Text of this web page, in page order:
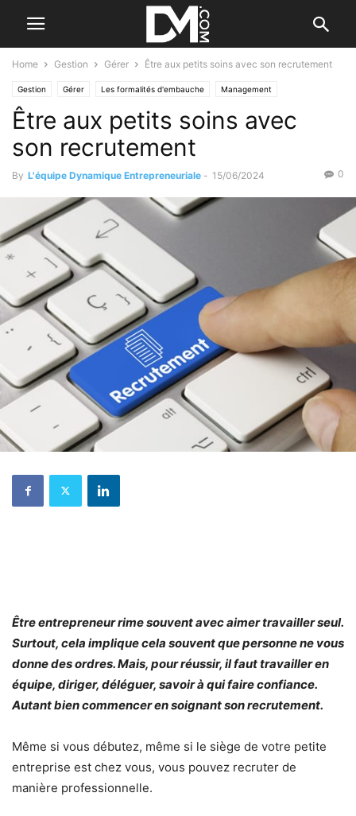
Home Gestion Gérer Être aux petits soins avec son recrutement
Gestion Gérer Les formalités d'embauche Management
Être aux petits soins avec
son recrutement
By L'équipe Dynamique Entrepreneuriale - 15/06/2024 0
Être entrepreneur rime souvent avec aimer travailler seul.
Surtout, cela implique cela souvent que personne ne vous
donne des ordres. Mais, pour réussir, il faut travailler en
équipe, diriger, déléguer, savoir à qui faire confiance.
Autant bien commencer en soignant son recrutement.
Même si vous débutez, même si le siège de votre petite
entreprise est chez vous, vous pouvez recruter de
manière professionnelle.